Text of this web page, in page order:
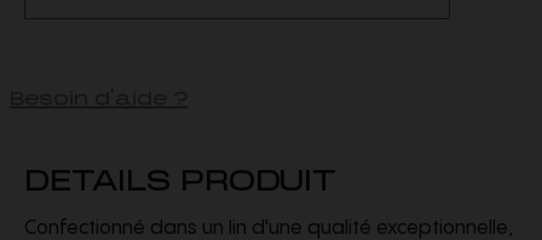
DETAILS PRODUIT
Confectionné dans un lin d'une qualité exceptionnelle,